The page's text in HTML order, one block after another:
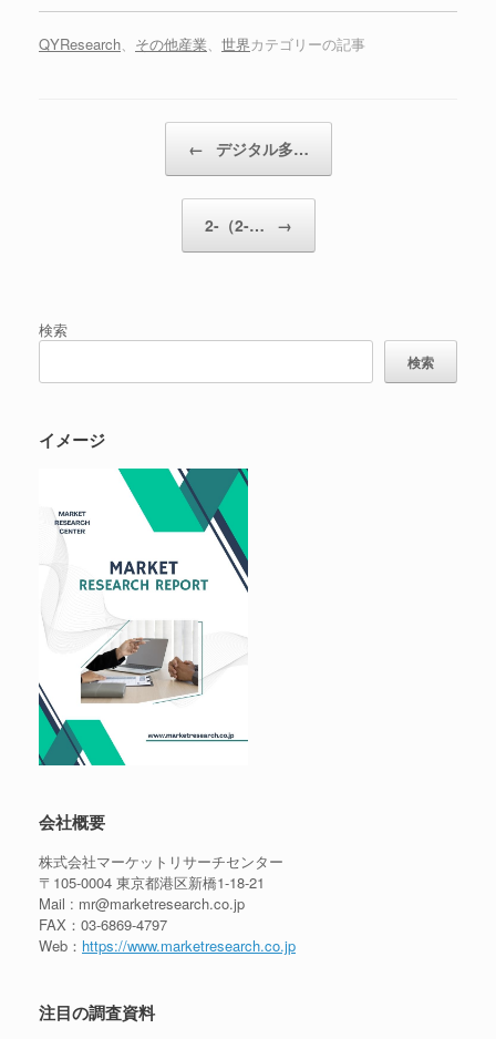
QYResearch、 その他産業、 世界カテゴリーの記事
← デジタル多…
2-（2-… →
検索
検索
イメージ
会社概要
株式会社マーケットリサーチセンター
〒105-0004 東京都港区新橋1-18-21
Mail : mr@marketresearch.co.jp
FAX：03-6869-4797
Web： https://www.marketresearch.co.jp
注目の調査資料